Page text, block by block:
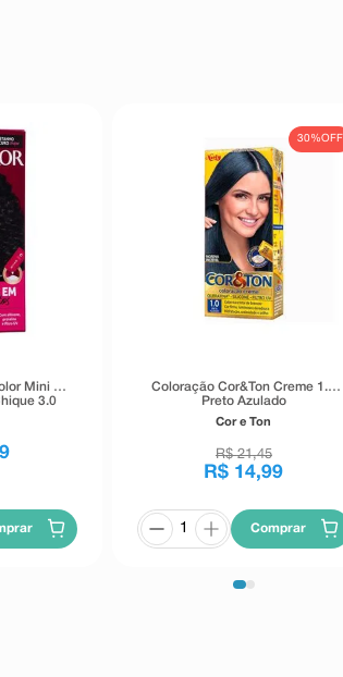
Mini Kit
3.0
30%OFF
Coloração Cor&Ton Creme 1.0
Preto Azulado
Cor e Ton
R$ 21,45
R$ 14,99
Comprar